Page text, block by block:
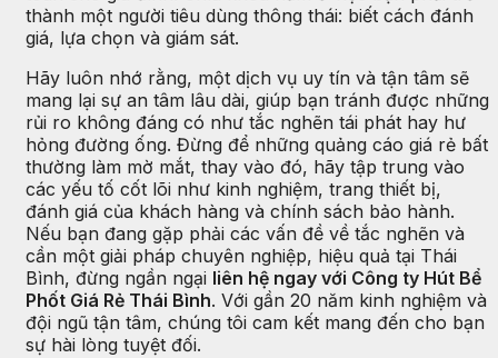
thành một người tiêu dùng thông thái: biết cách đánh
giá, lựa chọn và giám sát.
Hãy luôn nhớ rằng, một dịch vụ uy tín và tận tâm sẽ
mang lại sự an tâm lâu dài, giúp bạn tránh được những
rủi ro không đáng có như tắc nghẽn tái phát hay hư
hỏng đường ống. Đừng để những quảng cáo giá rẻ bất
thường làm mờ mắt, thay vào đó, hãy tập trung vào
các yếu tố cốt lõi như kinh nghiệm, trang thiết bị,
đánh giá của khách hàng và chính sách bảo hành.
Nếu bạn đang gặp phải các vấn đề về tắc nghẽn và
cần một giải pháp chuyên nghiệp, hiệu quả tại Thái
Bình, đừng ngần ngại liên hệ ngay với Công ty Hút Bể
Phốt Giá Rẻ Thái Bình. Với gần 20 năm kinh nghiệm và
đội ngũ tận tâm, chúng tôi cam kết mang đến cho bạn
sự hài lòng tuyệt đối.